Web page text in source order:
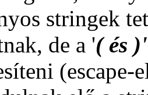
stringek
de a '( és )'
(escape-